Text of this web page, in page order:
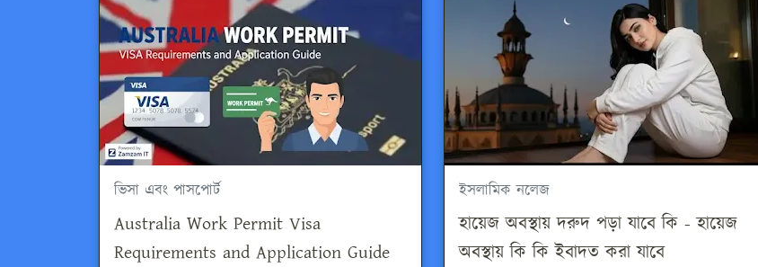
ভিসা এবং পাসপোর্ট
Australia Work Permit Visa
Requirements and Application Guide
ইসলামিক নলেজ
হায়েজ অবস্থায় দরুদ পড়া যাবে কি - হায়েজ
অবস্থায় কি কি ইবাদত করা যাবে